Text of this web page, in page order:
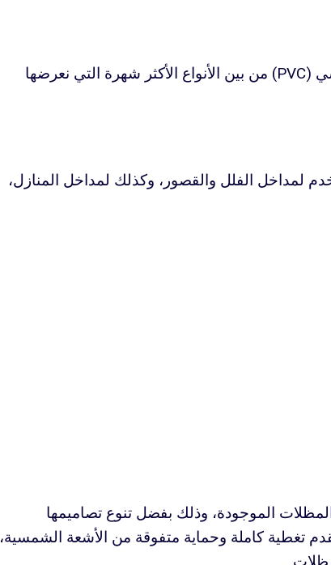
المصنوعة من مادة بي في سي (PVC) من بين الأنواع الأكثر شهرة التي نعرضها
لمداخل الفلل والقصور، وكذلك لمداخل المنازل،
الموجودة، وذلك بفضل تنوع تصاميمها
تغطية كاملة وحماية متفوقة من الأشعة الشمسية،